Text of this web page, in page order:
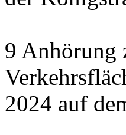
9 Anhörung
2024 auf